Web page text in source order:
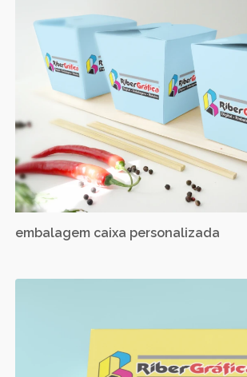
embalagem caixa personalizada